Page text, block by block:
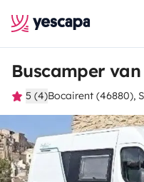
Buscamper
5 (4)Bocairent (46880),